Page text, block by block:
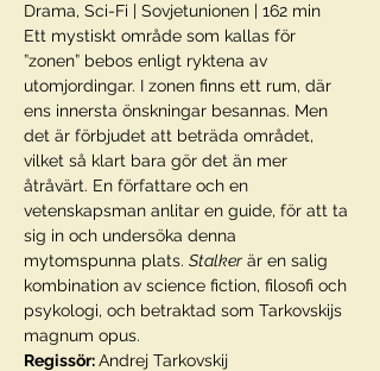
Drama, Sci-Fi | Sovjetunionen | 162 min
Ett mystiskt område som kallas för
”zonen” bebos enligt ryktena av
utomjordingar. I zonen finns ett rum, där
ens innersta önskningar besannas. Men
det är förbjudet att beträda området,
vilket så klart bara gör det än mer
åtråvärt. En författare och en
vetenskapsman anlitar en guide, för att ta
sig in och undersöka denna
mytomspunna plats. Stalker är en salig
kombination av science fiction, filosofi och
psykologi, och betraktad som Tarkovskijs
magnum opus.
Regissör: